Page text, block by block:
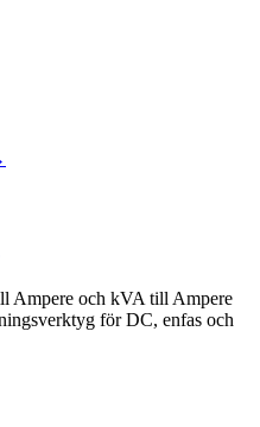
Ampere och kVA till Ampere
för DC, enfas och